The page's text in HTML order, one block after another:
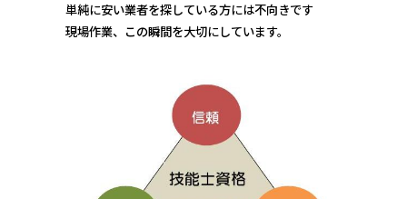
単純に安い業者を探している方には不向きです
現場作業、この瞬間を大切にしています。